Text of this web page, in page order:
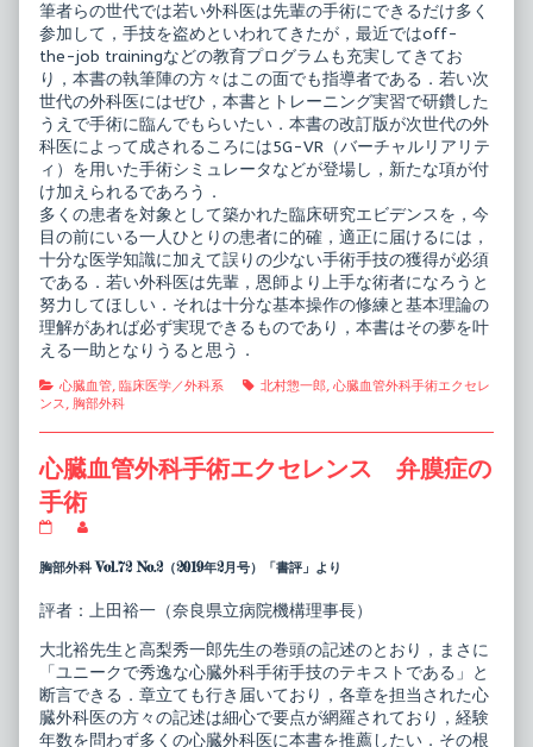
筆者らの世代では若い外科医は先輩の手術にできるだけ多く
参加して，手技を盗めといわれてきたが，最近ではoff-
the-job trainingなどの教育プログラムも充実してきてお
り，本書の執筆陣の方々はこの面でも指導者である．若い次
世代の外科医にはぜひ，本書とトレーニング実習で研鑽した
うえで手術に臨んでもらいたい．本書の改訂版が次世代の外
科医によって成されるころには5G-VR（バーチャルリアリテ
ィ）を用いた手術シミュレータなどが登場し，新たな項が付
け加えられるであろう．
多くの患者を対象として築かれた臨床研究エビデンスを，今
目の前にいる一人ひとりの患者に的確，適正に届けるには，
十分な医学知識に加えて誤りの少ない手術手技の獲得が必須
である．若い外科医は先輩，恩師より上手な術者になろうと
努力してほしい．それは十分な基本操作の修練と基本理論の
理解があれば必ず実現できるものであり，本書はその夢を叶
える一助となりうると思う．
Categories
心臓血管, 臨床医学／外科系 Tags
北村惣一郎, 心臓血管外科手術エクセレ
ンス, 胸部外科
心臓血管外科手術エクセレンス 弁膜症の
手術
血
科
術
エ
ク
セ
レ
ン
posts
author
心
臓
血
管
外
科
胸部外科 Vol.72 No.2（2019年2月号）「書評」より
評者：上田裕一（奈良県立病院機構理事長）
大北裕先生と高梨秀一郎先生の巻頭の記述のとおり，まさに
「ユニークで秀逸な心臓外科手術手技のテキストである」と
断言できる．章立ても行き届いており，各章を担当された心
臓外科医の方々の記述は細心で要点が網羅されており，経験
年数を問わず多くの心臓外科医に本書を推薦したい．その根